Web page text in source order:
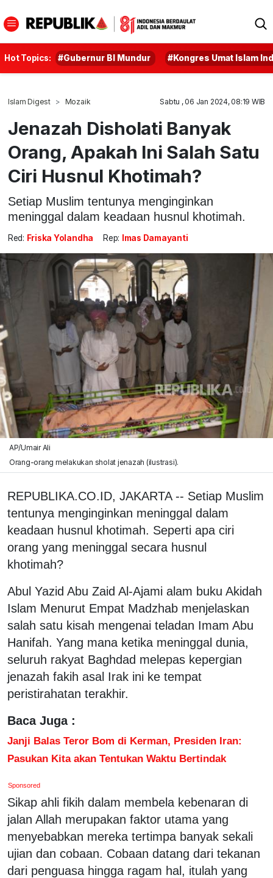
Hot Topics: #Gubernur BI Mundur #Kongres Umat Islam
Islam Digest Mozaik Sabtu , 06 Jan 2024, 08:19 WIB
Jenazah Disholati Banyak
Orang, Apakah Ini Salah Satu
Ciri Husnul Khotimah?
Setiap Muslim tentunya menginginkan
meninggal dalam keadaan husnul khotimah.
Red: Friska Yolandha Rep: Imas Damayanti
AP/Umair Ali
Orang-orang melakukan sholat jenazah (ilustrasi).
REPUBLIKA.CO.ID, JAKARTA -- Setiap Muslim
tentunya menginginkan meninggal dalam
keadaan husnul khotimah. Seperti apa ciri
orang yang meninggal secara husnul
khotimah?
Abul Yazid Abu Zaid Al-Ajami alam buku Akidah
Islam Menurut Empat Madzhab menjelaskan
salah satu kisah mengenai teladan Imam Abu
Hanifah. Yang mana ketika meninggal dunia,
seluruh rakyat Baghdad melepas kepergian
jenazah fakih asal Irak ini ke tempat
peristirahatan terakhir.
Baca Juga :
Janji Balas Teror Bom di Kerman, Presiden Iran:
Pasukan Kita akan Tentukan Waktu Bertindak
Sponsored
Sikap ahli fikih dalam membela kebenaran di
jalan Allah merupakan faktor utama yang
menyebabkan mereka tertimpa banyak sekali
ujian dan cobaan. Cobaan datang dari tekanan
dari penguasa hingga ragam hal, itulah yang